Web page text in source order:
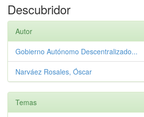
Descubridor
Autor
Gobierno Autónomo Descentralizado...
Narváez Rosales, Óscar
Temas